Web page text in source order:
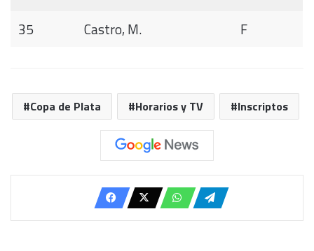
35
Castro, M. F
Copa de Plata Horarios y TV Inscriptos